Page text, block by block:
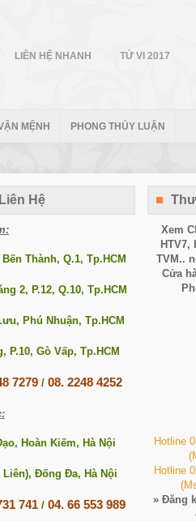
LIÊN HỆ NHANH TỬ VI 2017
MỆNH PHONG THỦY LUẬN
Hệ
Thành, Q.1, Tp.HCM
2, P.12, Q.10, Tp.HCM
Phú Nhuận, Tp.HCM
P.10, Gò Vấp, Tp.HCM
7279 / 08. 2248 4252
Hoàn Kiếm, Hà Nội
Liên), Đống Đa, Hà Nội
741 / 04. 66 553 989
Xem
HTV7,
TVM..
Cửa
Hotline
Hotline
» Đăng